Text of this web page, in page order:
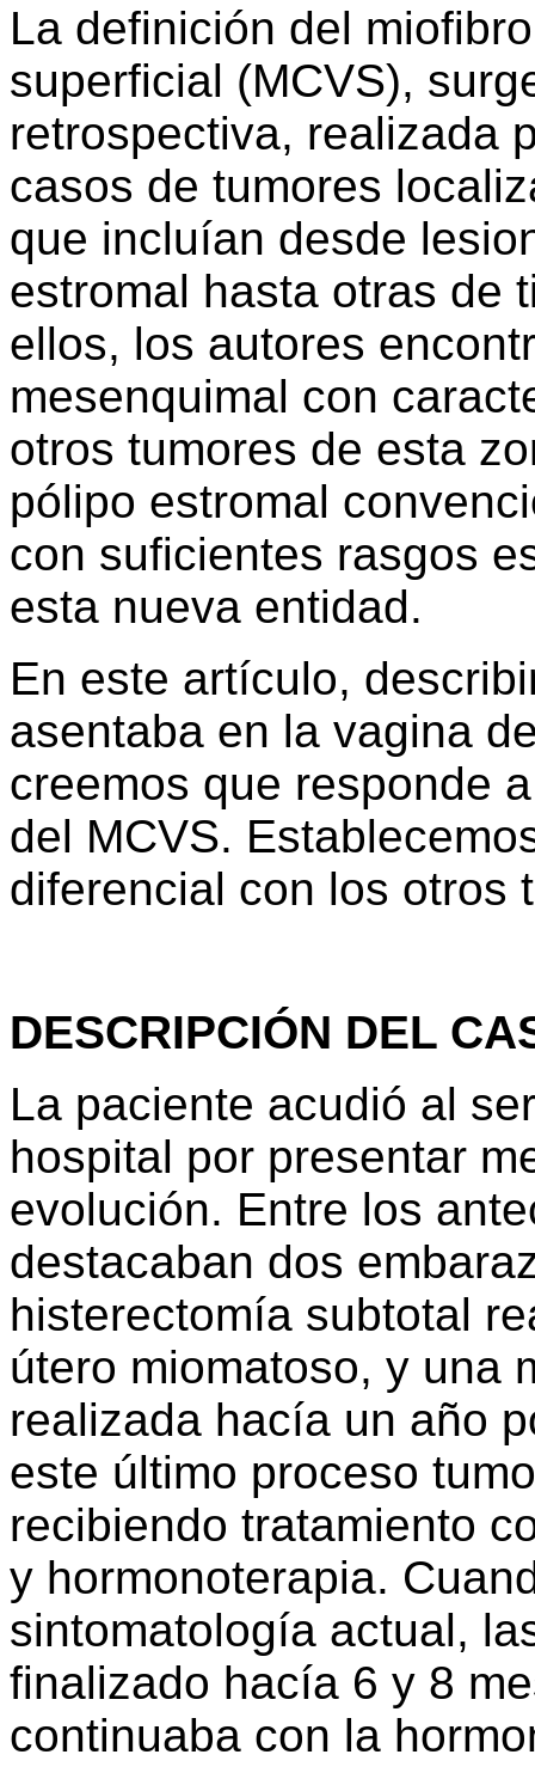
La definición del
superficial (MCVS),
retrospectiva, realizada
casos de tumores
que incluían desde
estromal hasta otras de
ellos, los autores
mesenquimal con
otros tumores de esta
pólipo estromal
con suficientes rasgos
esta nueva entidad.
En este artículo,
asentaba en la vagina
creemos que responde
del MCVS.
diferencial con los otros
DESCRIPCIÓN DEL
La paciente acudió al
hospital por presentar
evolución. Entre los
destacaban dos
histerectomía subtotal
útero miomatoso, y una
realizada hacía un año
este último proceso
recibiendo tratamiento
y hormonoterapia.
sintomatología actual,
finalizado hacía 6 y 8
continuaba con la